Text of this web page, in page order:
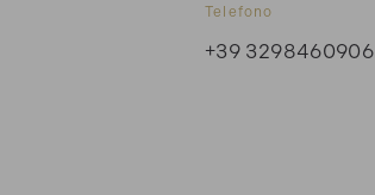
Telefono
+39 3298460906